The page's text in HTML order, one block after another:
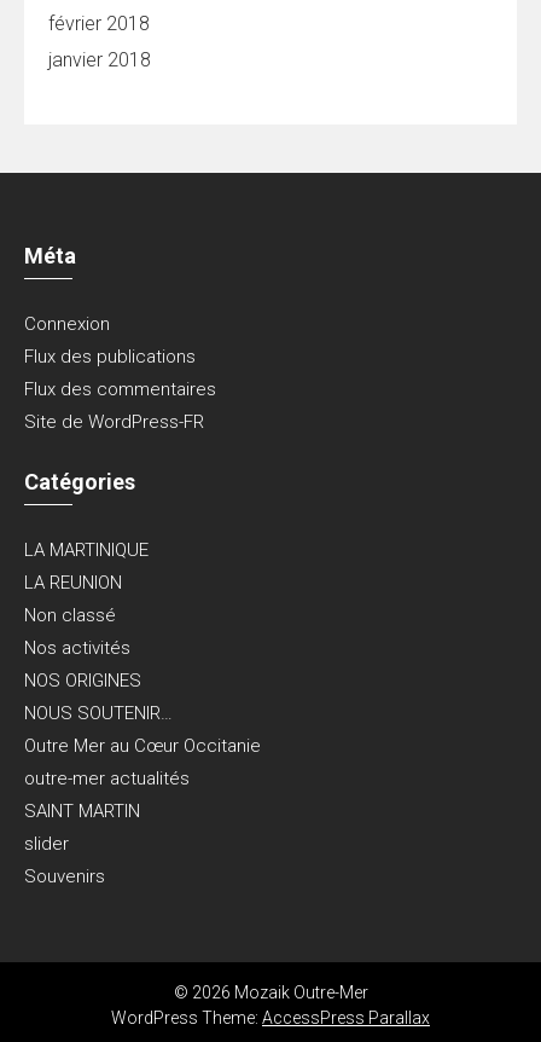
février 2018
janvier 2018
Méta
Connexion
Flux des publications
Flux des commentaires
Site de WordPress-FR
Catégories
LA MARTINIQUE
LA REUNION
Non classé
Nos activités
NOS ORIGINES
NOUS SOUTENIR…
Outre Mer au Cœur Occitanie
outre-mer actualités
SAINT MARTIN
slider
Souvenirs
© 2026 Mozaik Outre-Mer
WordPress Theme: AccessPress Parallax